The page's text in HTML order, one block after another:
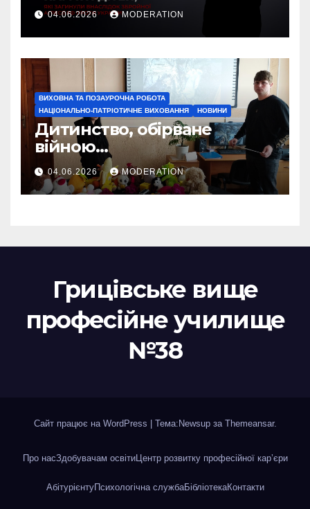
04.06.2026 MODERATION
ВИХОВНА ТА ПОЗАУРОЧНА РОБОТА
НАЦІОНАЛЬНО-ПАТРІОТИЧНЕ ВИХОВАННЯ
НОВИНИ
Дитинство, обірване
війною…
04.06.2026 MODERATION
Грицівське вище
професійне училище
№38
Сайт працює на WordPress | Тема:Newsup за Themeansar.
Про насЗдобувачам освітиЦентр розвитку професійної кар’єри
АбітурієнтуПсихологічна службаБібліотекаКонтакти